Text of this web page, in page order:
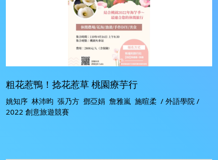
粗花惹鴨！捻花惹草 桃園療芋行
姚知序 林沛昀 張乃方 鄧亞娟 詹雅嵐 施暄柔 / 外語學院 /
2022 創意旅遊競賽